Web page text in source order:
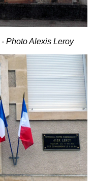
- Photo Alexis Leroy